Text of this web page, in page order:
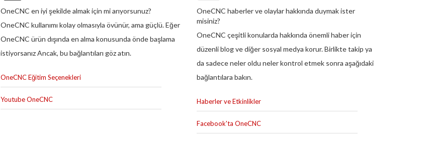
OneCNC en iyi şekilde almak için mi arıyorsunuz?
OneCNC kullanımı kolay olmasıyla övünür, ama güçlü. Eğer
OneCNC ürün dışında en alma konusunda önde başlama
istiyorsanız Ancak, bu bağlantıları göz atın.
OneCNC Eğitim Seçenekleri
Youtube OneCNC
OneCNC haberler ve olaylar hakkında duymak ister
misiniz?
OneCNC çeşitli konularda hakkında önemli haber için
düzenli blog ve diğer sosyal medya korur. Birlikte takip ya
da sadece neler oldu neler kontrol etmek sonra aşağıdaki
bağlantılara bakın.
Haberler ve Etkinlikler
Facebook'ta OneCNC